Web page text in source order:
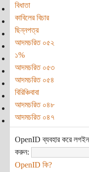
বিধাতা
কাবিলের বিচার
ছিন্নপত্র
আদমচরিত ০৫২
১%
আদমচরিত ০৫৩
আদমচরিত ০৫৪
বিরিঞ্চিবাবা
আদমচরিত ০৪৮
আদমচরিত ০৪৭
OpenID ব্যবহার করে লগইন
করুন:
OpenID কি?